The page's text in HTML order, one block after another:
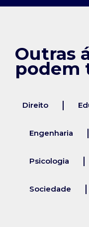
Outras
podem
Direito
Engenharia
Psicologia
Sociedade